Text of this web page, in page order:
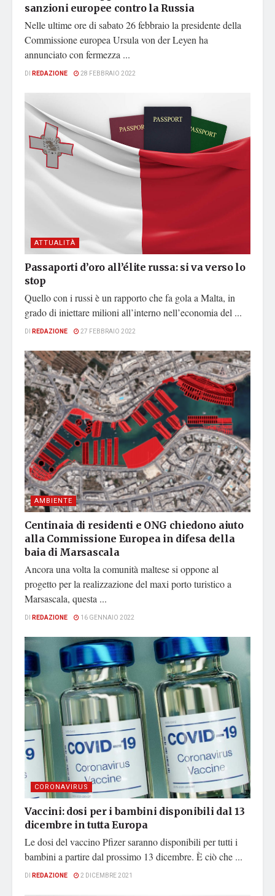
sanzioni europee contro la Russia
Nelle ultime ore di sabato 26 febbraio la presidente della
Commissione europea Ursula von der Leyen ha
annunciato con fermezza ...
DI REDAZIONE 28 FEBBRAIO 2022
ATTUALITÀ
Passaporti d’oro all’élite russa: si va verso lo
stop
Quello con i russi è un rapporto che fa gola a Malta, in
grado di iniettare milioni all’interno nell’economia del ...
DI REDAZIONE 27 FEBBRAIO 2022
AMBIENTE
Centinaia di residenti e ONG chiedono aiuto
alla Commissione Europea in difesa della
baia di Marsascala
Ancora una volta la comunità maltese si oppone al
progetto per la realizzazione del maxi porto turistico a
Marsascala, questa ...
DI REDAZIONE 16 GENNAIO 2022
CORONAVIRUS
Vaccini: dosi per i bambini disponibili dal 13
dicembre in tutta Europa
Le dosi del vaccino Pfizer saranno disponibili per tutti i
bambini a partire dal prossimo 13 dicembre. È ciò che ...
DI REDAZIONE 2 DICEMBRE 2021